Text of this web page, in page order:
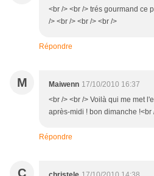
<br /> <br /> trés gourmand ce
/> <br /> <br /> <br />
Répondre
M Maiwenn 17/10/2010 16:37
<br /> <br /> Voilà qui me met
après-midi ! bon dimanche !<br
Répondre
C